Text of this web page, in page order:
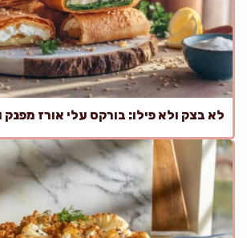
לא בצק ולא פילו: בורקס עלי אורז מפנק